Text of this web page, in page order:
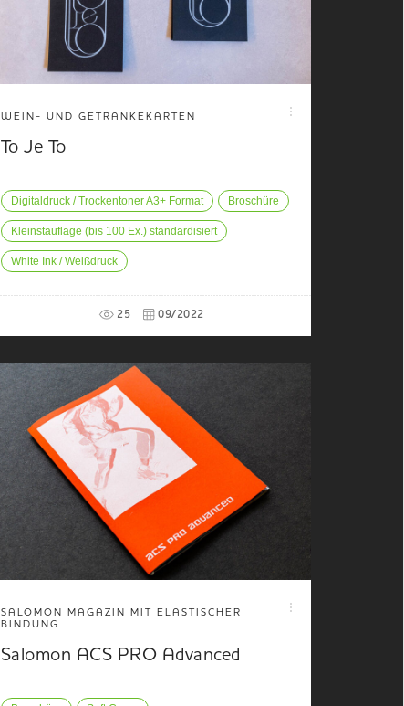
WEIN- UND GETRÄNKEKARTEN
To Je To
Digitaldruck / Trockentoner A3+ Format Broschüre
Kleinstauflage (bis 100 Ex.) standardisiert
White Ink / Weißdruck
25 09/2022
SALOMON MAGAZIN MIT ELASTISCHER
BINDUNG
Salomon ACS PRO Advanced